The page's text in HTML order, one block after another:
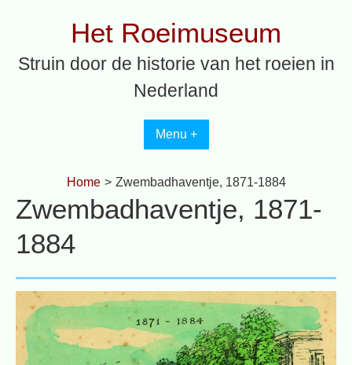
Het Roeimuseum
Struin door de historie van het roeien in
Nederland
Menu +
Home > Zwembadhaventje, 1871-1884
Zwembadhaventje, 1871-
1884